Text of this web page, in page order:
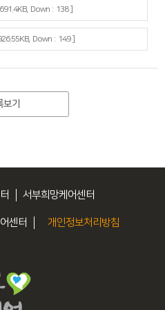
Down : 138 ]
Down : 149 ]
기
서부희망케어센터
센터 개인정보처리방침